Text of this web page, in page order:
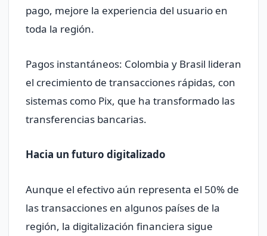
pago, mejore la experiencia del usuario en
toda la región.
Pagos instantáneos: Colombia y Brasil lideran
el crecimiento de transacciones rápidas, con
sistemas como Pix, que ha transformado las
transferencias bancarias.
Hacia un futuro digitalizado
Aunque el efectivo aún representa el 50% de
las transacciones en algunos países de la
región, la digitalización financiera sigue